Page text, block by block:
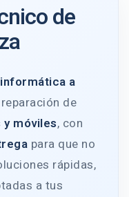
de
a
de
móviles, con
para que no
rápidas,
a tus